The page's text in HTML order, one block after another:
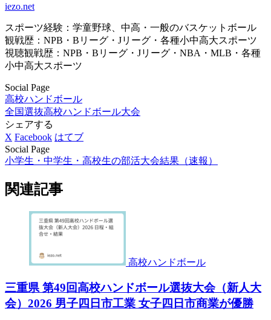
iezo.net
スポーツ経験：学童野球、中高・一般のバスケットボール
観戦歴：NPB・Bリーグ・Jリーグ・各種小中高大スポーツ
視聴観戦歴：NPB・Bリーグ・Jリーグ・NBA・MLB・各種
小中高大スポーツ
Social Page
高校ハンドボール
全国選抜高校ハンドボール大会
シェアする
X Facebook はてブ
Social Page
小学生・中学生・高校生の部活大会結果（速報）
関連記事
高校ハンドボール
三重県 第49回高校ハンドボール選抜大会（新人大
会）2026 男子四日市工業 女子四日市商業が優勝